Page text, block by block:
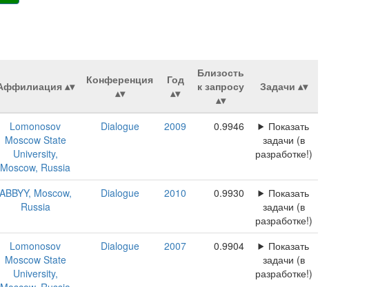
Конференция Год
Близость
к запросу
Задачи
Lomonosov
Moscow State
University,
Moscow, Russia
Dialogue 2009 0.9946
Показать
задачи (в
разработке!)
ABBYY, Moscow,
Russia
Dialogue 2010 0.9930
Показать
задачи (в
разработке!)
Lomonosov
Moscow State
University,
Dialogue 2007 0.9904
Показать
задачи (в
разработке!)